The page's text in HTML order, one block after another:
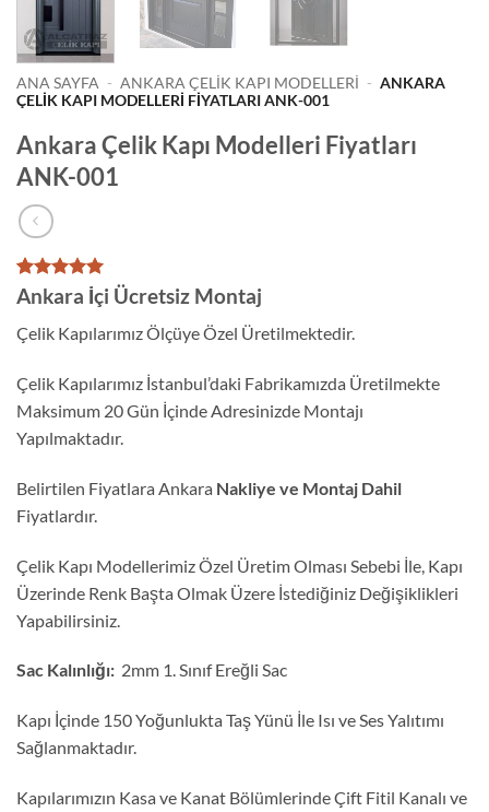
ANA SAYFA - ANKARA ÇELIK KAPI MODELLERI - ANKARA
ÇELIK KAPI MODELLERI FIYATLARI ANK-001
Ankara Çelik Kapı Modelleri Fiyatları
ANK-001
1
müşteri
puanına
dayanarak
5 üzerinden
Ankara İçi Ücretsiz Montaj
Çelik Kapılarımız Ölçüye Özel Üretilmektedir.
Çelik Kapılarımız İstanbul’daki Fabrikamızda Üretilmekte
Maksimum 20 Gün İçinde Adresinizde Montajı
Yapılmaktadır.
Belirtilen Fiyatlara Ankara Nakliye ve Montaj Dahil
Fiyatlardır.
Çelik Kapı Modellerimiz Özel Üretim Olması Sebebi İle, Kapı
Üzerinde Renk Başta Olmak Üzere İstediğiniz Değişiklikleri
Yapabilirsiniz.
Sac Kalınlığı: 2mm 1. Sınıf Ereğli Sac
Kapı İçinde 150 Yoğunlukta Taş Yünü İle Isı ve Ses Yalıtımı
Sağlanmaktadır.
Kapılarımızın Kasa ve Kanat Bölümlerinde Çift Fitil Kanalı ve